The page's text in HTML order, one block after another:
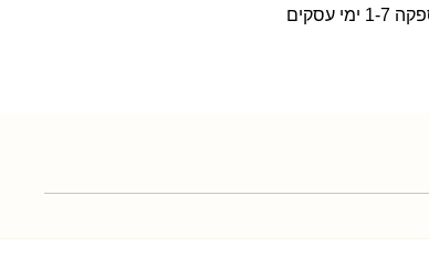
זמן אספקה 1-7 ימי עסקים